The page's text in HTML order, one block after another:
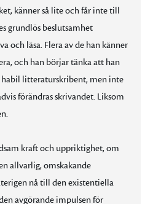
känner så lite och får inte till
grundlös beslutsamhet
och läsa. Flera av de han känner
och han börjar tänka att han
habil litteraturskribent, men inte
förändras skrivandet. Liksom
kraft och uppriktighet, om
allvarlig, omskakande
nå till den existentiella
avgörande impulsen för